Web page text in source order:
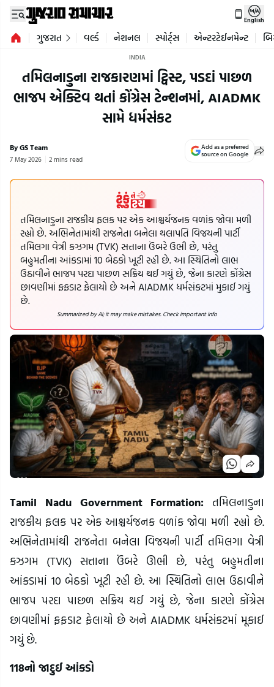
English
ગુજરાત વર્લ્ડ નેશનલ સ્પોર્ટ્સ એન્ટરટેઈનમેન્ટ
INDIA
તમિલનાડુના રાજકારણમાં ટ્વિસ્ટ, પડદાં પાછળ
ભાજપ એક્ટિવ થતાં કોંગ્રેસ ટેન્શનમાં, AIADMK
સામે ધર્મસંકટ
By GS Team
7 May 2026 2 mins read
Add as a preferred
source on Google
તમિલનાડુના રાજકીય ફલક પર એક આશ્ચર્યજનક વળાંક જોવા મળી
રહ્યો છે. અભિનેતામાંથી રાજનેતા બનેલા થલાપતિ વિજયની પાર્ટી
તમિલગા વેત્રી કઝગમ (TVK) સત્તાના ઉંબરે ઉભી છે, પરંતુ
બહુમતીના આંકડામાં 10 બેઠકો ખૂટી રહી છે. આ સ્થિતિનો લાભ
ઉઠાવીને ભાજપ પરદા પાછળ સક્રિય થઈ ગયું છે, જેના કારણે કોંગ્રેસ
છાવણીમાં ફફડાટ ફેલાયો છે અને AIADMK ધર્મસંકટમાં મુકાઈ ગયું
છે.
Summarized by AI; it may make mistakes. Check important info
Tamil Nadu Government Formation: તમિલનાડુના
રાજકીય ફલક પર એક આશ્ચર્યજનક વળાંક જોવા મળી રહ્યો છે.
અભિનેતામાંથી રાજનેતા બનેલા વિજયની પાર્ટી તમિલગા વેત્રી
કઝગમ (TVK) સત્તાના ઉંબરે ઊભી છે, પરંતુ બહુમતીના
આંકડામાં 10 બેઠકો ખૂટી રહી છે. આ સ્થિતિનો લાભ ઉઠાવીને
ભાજપ પરદા પાછળ સક્રિય થઈ ગયું છે, જેના કારણે કોંગ્રેસ
છાવણીમાં ફફડાટ ફેલાયો છે અને AIADMK ધર્મસંકટમાં મૂકાઈ
ગયું છે.
118નો જાદુઈ આંકડો